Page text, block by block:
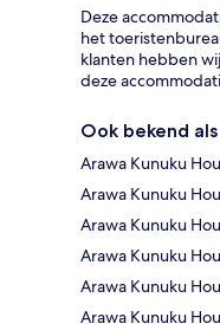
Deze
het
klanten hebben
deze
Ook bekend als
Arawa Kunuku
Arawa Kunuku
Arawa Kunuku
Arawa Kunuku
Arawa Kunuku
Arawa Kunuku